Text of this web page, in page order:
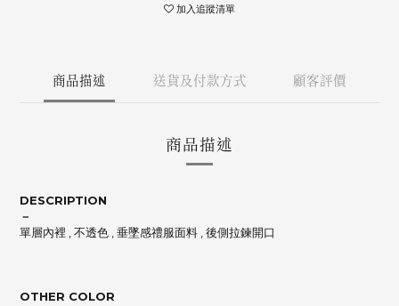
加入追蹤清單
商品描述 送貨及付款方式 顧客評價
商品描述
DESCRIPTION
－
單層內裡 , 不透色 , 垂墜感禮服面料 , 後側拉鍊開口
OTHER COLOR